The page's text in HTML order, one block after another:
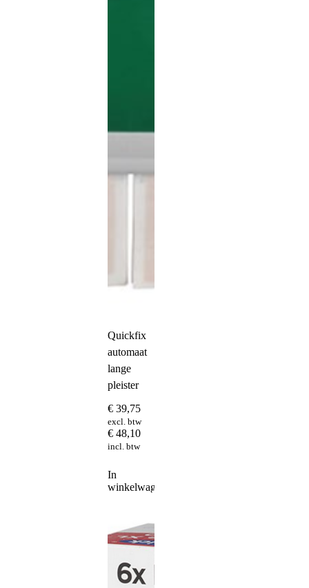
Quickfix
automaat
lange
pleister
€ 39,75
excl. btw
€ 48,10
incl. btw
In
winkelwagen